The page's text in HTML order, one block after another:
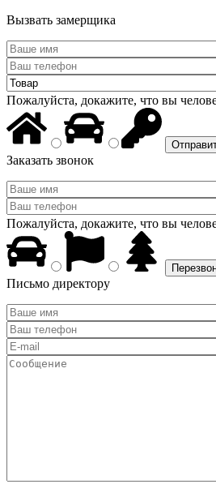
Вызвать замерщика
Пожалуйста, докажите, что вы
Заказать звонок
Пожалуйста, докажите, что вы
Письмо директору